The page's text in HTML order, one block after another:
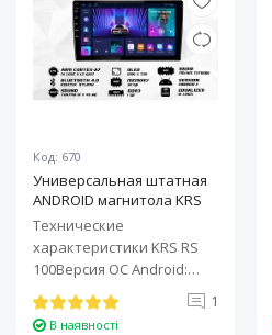
Код: 670
Универсальная штатная
ANDROID магнитола KRS
RS 100 9" 1/32 GB
Технические
характеристики KRS RS
100Версия ОС Android:
Android 11Процессор: 4-
ядерный ARM Cortex-A7..
1
В наявності